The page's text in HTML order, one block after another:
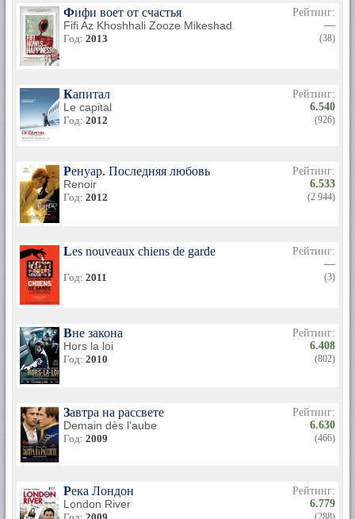
Фифи воет от счастья
Fifi Az Khoshhali Zooze Mikeshad
Год: 2013
Рейтинг:
—
(38)
Капитал
Le capital
Год: 2012
Рейтинг:
6.540
(926)
Ренуар. Последняя любовь
Renoir
Год: 2012
Рейтинг:
6.533
(2 944)
Les nouveaux chiens de garde
Год: 2011
Рейтинг:
—
(3)
Вне закона
Hors la loi
Год: 2010
Рейтинг:
6.408
(802)
Завтра на рассвете
Demain dès l'aube
Год: 2009
Рейтинг:
6.630
(466)
Река Лондон
London River
Рейтинг:
6.779
(288)